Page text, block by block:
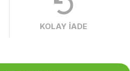
KOLAY İADE